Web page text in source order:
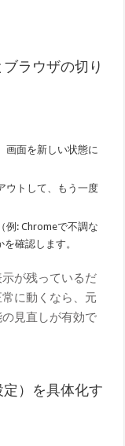
ラウザの切り
画面を新しい状態に
ウトして、もう一度
例: Chromeで不調な
確認します。
が残っているだ
に動くなら、元
見直しが有効で
）を具体化す